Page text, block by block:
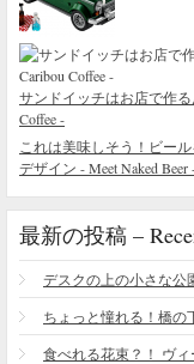
サンドイッチはお店で作
Coffee -
これは美味しそう！ビー
デザイン - Meet Naked Beer
最新の投稿 –
デスクの上の小さな公
ちょっと憧れる！橋の
食べれる花束？！ ヴ